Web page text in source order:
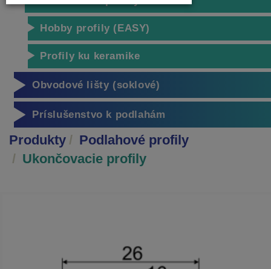
Hobby profily (EASY)
Profily ku keramike
Obvodové lišty (soklové)
Príslušenstvo k podlahám
Produkty
Podlahové profily
Ukončovacie profily